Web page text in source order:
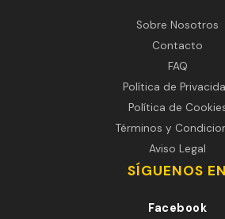
Sobre Nosotros
Contacto
FAQ
Política de
Política de
Términos y
Aviso Legal
SÍGUENOS EN
Facebook